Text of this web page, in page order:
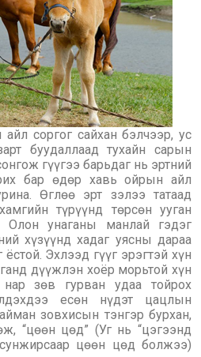
соргог сайхан бэлчээр, ус
буудаллаад тухайн сарын
гүүгээ барьдаг нь эртний
бар өдөр хавь ойрын айл
Өглөө эрт зэлээ татаад
түрүүнд төрсөн ууган
Олон унаганы манлай гэдэг
хүзүүнд хадаг уясны дараа
Эхлээд гүүг эрэгтэй хүн
дүүжлэн хоёр морьтой хүн
зөв гурван удаа тойрох
есөн нүдэт цацлын
зовхисын тэнгэр бурхан,
“цөөн цөд” (Уг нь “цэгээнд
цөөн цөд болжээ)